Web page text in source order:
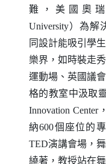
難，美國奧
University）為解
同設計能吸引學
樂界，如時裝走
運動場、英國議
格的教室中汲取
Innovation Center，
納600個座位的
TED演講會場，
繞著，教授站在